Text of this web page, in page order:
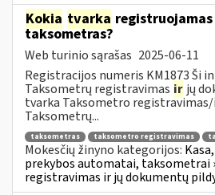
Kokia tvarka
taksometras?
Web turinio sąrašas 2025-06-11
Registracijos numeris KM1873 Ši
Taksometrų registravimas ir jų
tvarka Taksometro
Taksometrų...
taksometras taksometro registravimas
Mokesčių žinyno kategorijos:
prekybos automatai, taksometrai
registravimas ir jų dokumentų